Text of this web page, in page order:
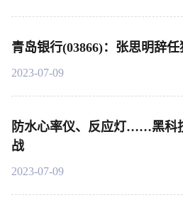
青岛银行(03866)：张思明辞
2023-07-09
防水心率仪、反应灯……黑科
战
2023-07-09